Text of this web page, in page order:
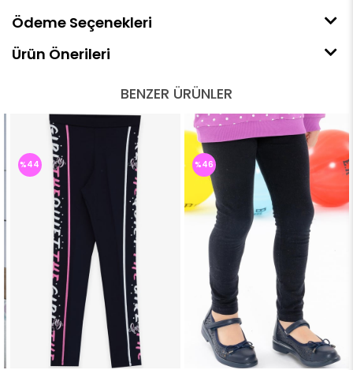
Ödeme Seçenekleri
Ürün Önerileri
BENZER ÜRÜNLER
%44 %46